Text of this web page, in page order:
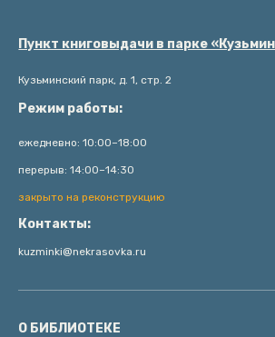
Пункт книговыдачи в парке
Кузьминский парк, д. 1, стр. 2
Режим работы:
ежедневно: 10:00–18:00
перерыв: 14:00–14:30
закрыто на реконструкцию
Контакты:
kuzminki@nekrasovka.ru
О БИБЛИОТЕКЕ